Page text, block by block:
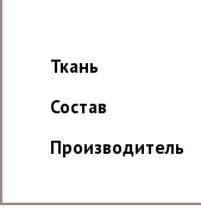
Ткань
Состав
Производитель